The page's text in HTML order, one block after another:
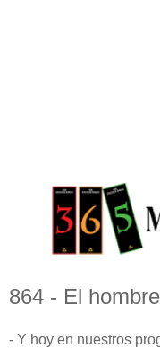
864 - El
- Y hoy en nuestros